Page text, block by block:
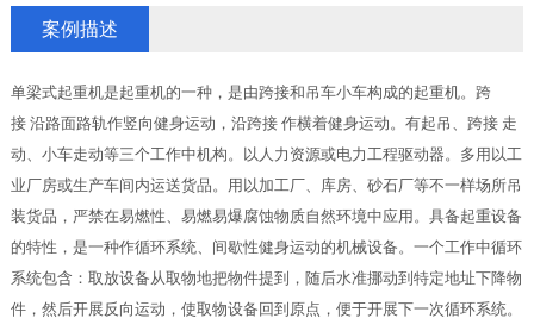
案例描述
单梁式起重机是起重机的一种，是由跨接和吊车小车构成的起重机。跨
接 沿路面路轨作竖向健身运动，沿跨接 作横着健身运动。有起吊、跨接 走
动、小车走动等三个工作中机构。以人力资源或电力工程驱动器。多用以工
业厂房或生产车间内运送货品。用以加工厂、库房、砂石厂等不一样场所吊
装货品，严禁在易燃性、易燃易爆腐蚀物质自然环境中应用。具备起重设备
的特性，是一种作循环系统、间歇性健身运动的机械设备。一个工作中循环
系统包含：取放设备从取物地把物件提到，随后水准挪动到特定地址下降物
件，然后开展反向运动，使取物设备回到原点，便于开展下一次循环系统。